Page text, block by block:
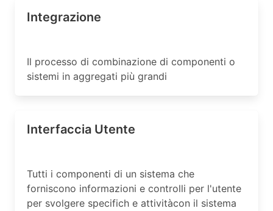
Integrazione
Il processo di combinazione di componenti o
sistemi in aggregati più grandi
Interfaccia Utente
Tutti i componenti di un sistema che
forniscono informazioni e controlli per l'utente
per svolgere specifich e attivitàcon il sistema